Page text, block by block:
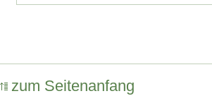
zum Seitenanfang